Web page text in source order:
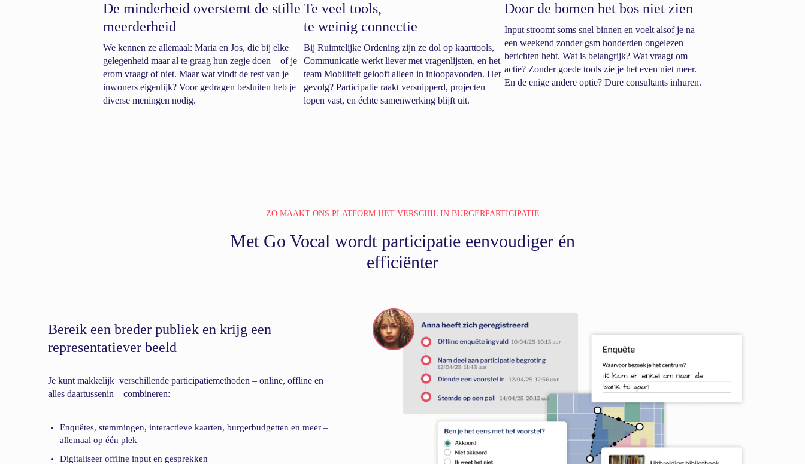
De minderheid overstemt de stille
meerderheid
We kennen ze allemaal: Maria en Jos, die bij elke
gelegenheid maar al te graag hun zegje doen – of je
erom vraagt of niet. Maar wat vindt de rest van je
inwoners eigenlijk? Voor gedragen besluiten heb je
diverse meningen nodig.
Te veel tools,
te weinig connectie
Bij Ruimtelijke Ordening zijn ze dol op kaarttools,
Communicatie werkt liever met vragenlijsten, en het
team Mobiliteit gelooft alleen in inloopavonden. Het
gevolg? Participatie raakt versnipperd, projecten
lopen vast, en échte samenwerking blijft uit.
Door de bomen het bos niet zien
Input stroomt soms snel binnen en voelt alsof je na
een weekend zonder gsm honderden ongelezen
berichten hebt. Wat is belangrijk? Wat vraagt om
actie? Zonder goede tools zie je het even niet meer.
En de enige andere optie? Dure consultants inhuren.
ZO MAAKT ONS PLATFORM HET VERSCHIL IN BURGERPARTICIPATIE
Met Go Vocal wordt participatie eenvoudiger én
efficiënter
Bereik een breder publiek en krijg een
representatiever beeld
Je kunt makkelijk verschillende participatiemethoden – online, offline en
alles daartussenin – combineren:
Enquêtes, stemmingen, interactieve kaarten, burgerbudgetten en meer –
allemaal op één plek
Digitaliseer offline input en gesprekken